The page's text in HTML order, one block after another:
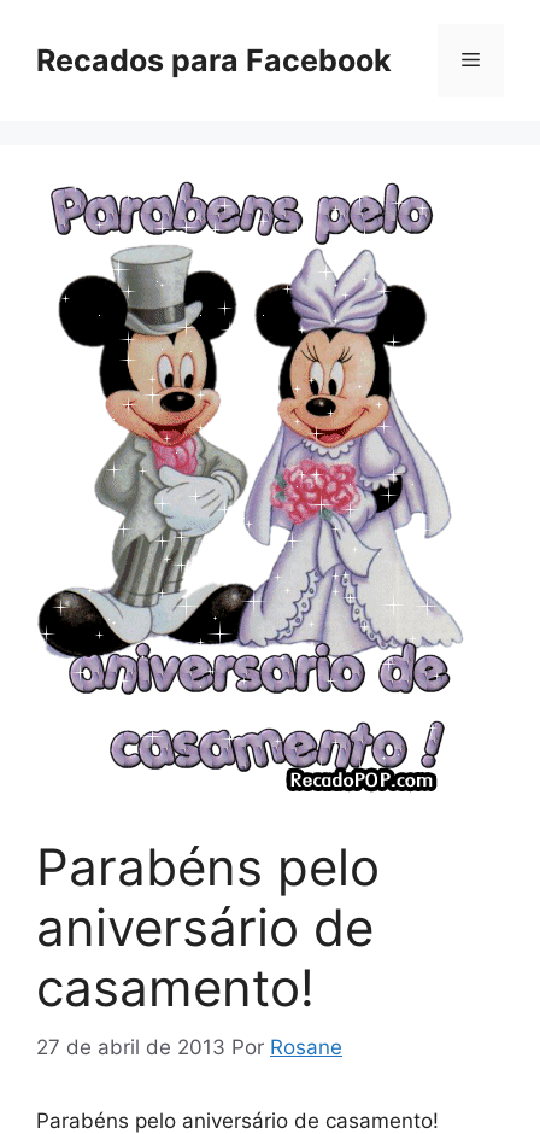
paraRecados para Facebook Menu
Parabéns pelo
aniversário de
casamento!
27 de abril de 2013 Por Rosane
Parabéns pelo aniversário de casamento!